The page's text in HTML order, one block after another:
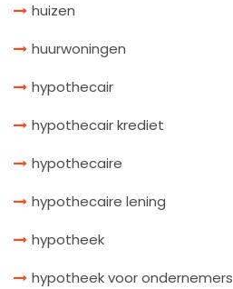
huizen
huurwoningen
hypothecair
hypothecair krediet
hypothecaire
hypothecaire lening
hypotheek
hypotheek voor ondernemers